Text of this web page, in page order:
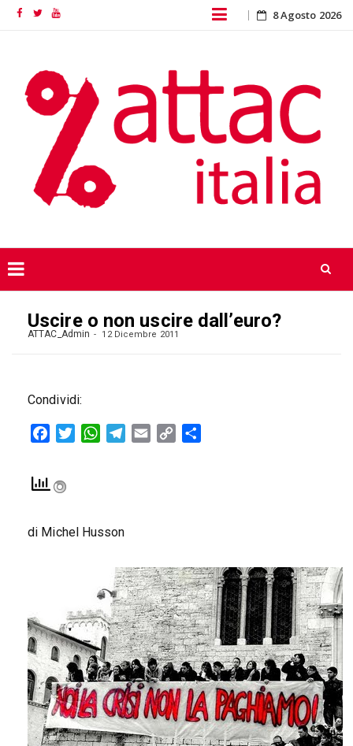
FacebookTwitterYouTube Skip
content
8 Agosto 2026
content
Uscire o non uscire dall’euro?
ATTAC_Admin 12 Dicembre 2011
Condividi:
FacebookTwitterWhatsAppTelegram
Email
Copy
di Michel Husson